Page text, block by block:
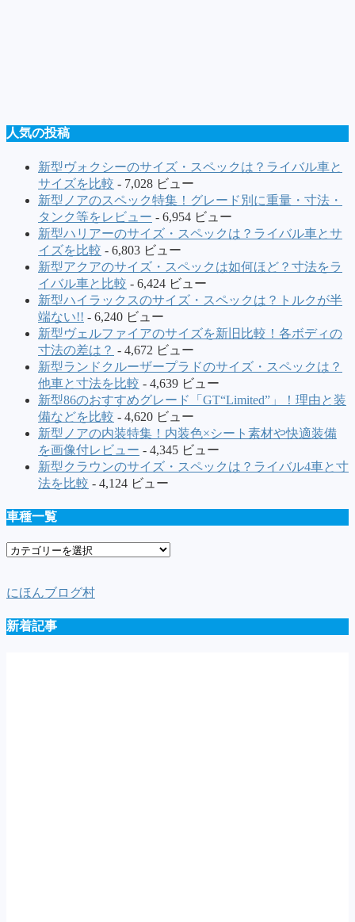
人気の投稿
新型ヴォクシーのサイズ・スペックは？ライバル車と
サイズを比較 - 7,028 ビュー
新型ノアのスペック特集！グレード別に重量・寸法・
タンク等をレビュー - 6,954 ビュー
新型ハリアーのサイズ・スペックは？ライバル車とサ
イズを比較 - 6,803 ビュー
新型アクアのサイズ・スペックは如何ほど？寸法をラ
イバル車と比較 - 6,424 ビュー
新型ハイラックスのサイズ・スペックは？トルクが半
端ない!! - 6,240 ビュー
新型ヴェルファイアのサイズを新旧比較！各ボディの
寸法の差は？ - 4,672 ビュー
新型ランドクルーザープラドのサイズ・スペックは？
他車と寸法を比較 - 4,639 ビュー
新型86のおすすめグレード「GT“Limited”」！理由と装
備などを比較 - 4,620 ビュー
新型ノアの内装特集！内装色×シート素材や快適装備
を画像付レビュー - 4,345 ビュー
新型クラウンのサイズ・スペックは？ライバル4車と寸
法を比較 - 4,124 ビュー
車種一覧
車
覧
にほんブログ村
新着記事